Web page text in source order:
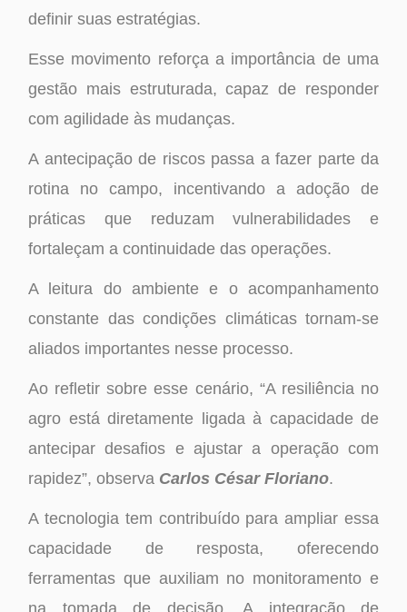
definir suas estratégias.
Esse movimento reforça a importância de uma
gestão mais estruturada, capaz de responder
com agilidade às mudanças.
A antecipação de riscos passa a fazer parte da
rotina no campo, incentivando a adoção de
práticas que reduzam vulnerabilidades e
fortaleçam a continuidade das operações.
A leitura do ambiente e o acompanhamento
constante das condições climáticas tornam-se
aliados importantes nesse processo.
Ao refletir sobre esse cenário, “A resiliência no
agro está diretamente ligada à capacidade de
antecipar desafios e ajustar a operação com
rapidez”, observa Carlos César Floriano.
A tecnologia tem contribuído para ampliar essa
capacidade de resposta, oferecendo
ferramentas que auxiliam no monitoramento e